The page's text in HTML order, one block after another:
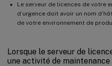
Le serveur de licences de votre
d’urgence doit avoir un nom
de votre environnement de
Lorsque le serveur de
une activité de maintenance